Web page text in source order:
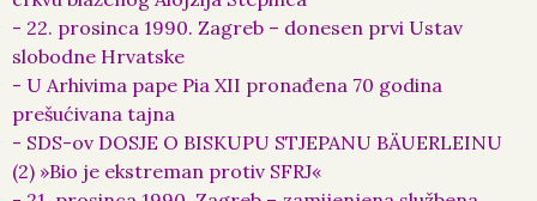
- 22. prosinca 1990. Zagreb – donesen prvi Ustav
slobodne Hrvatske
- U Arhivima pape Pia XII pronađena 70 godina
prešućivana tajna
- SDS-ov DOSJE O BISKUPU STJEPANU BÄUERLEINU
(2) »Bio je ekstreman protiv SFRJ«